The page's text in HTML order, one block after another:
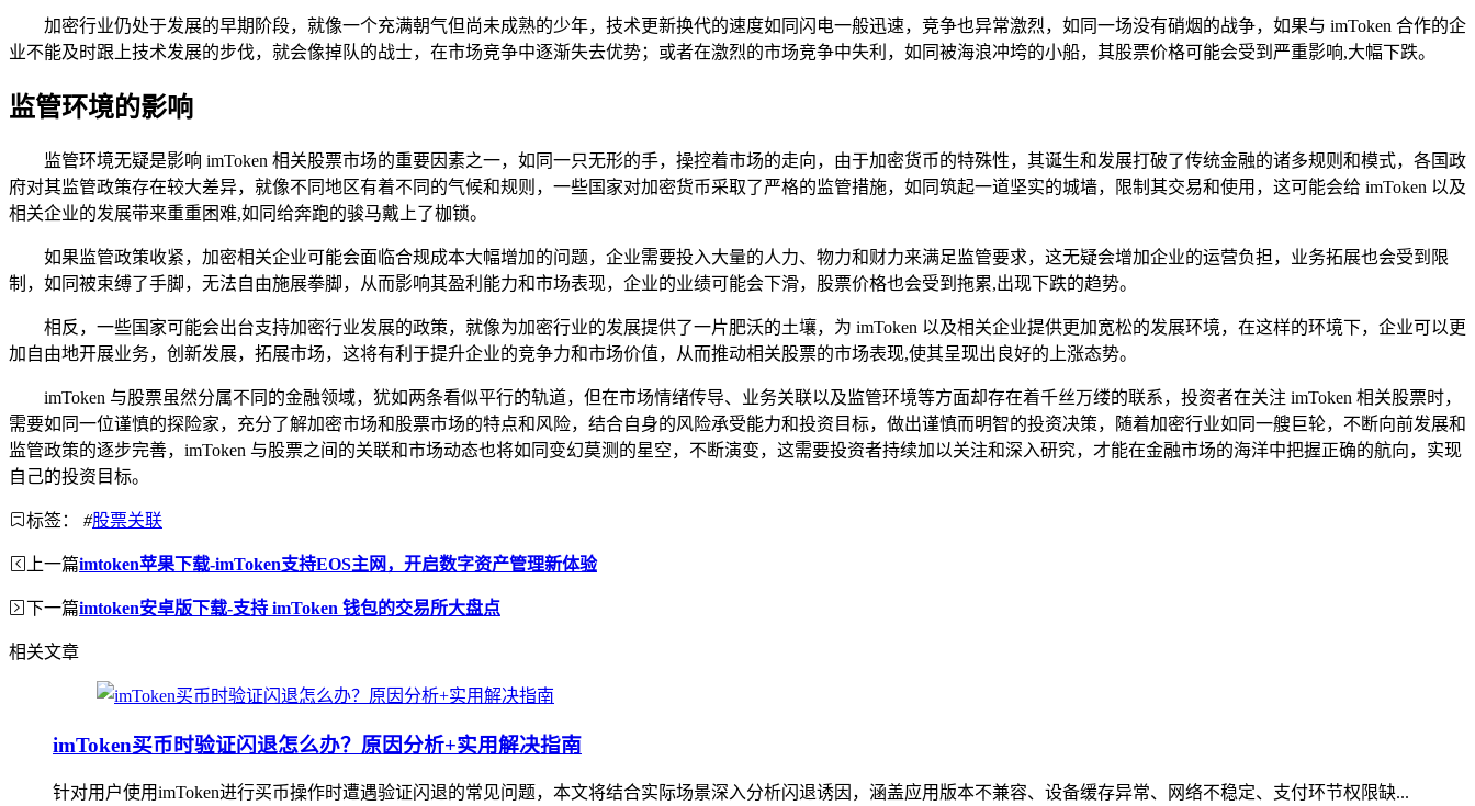
加密行业仍处于发展的早期阶段，就像一个充满朝气但尚未成熟的少年，技术更新换代的速度如同闪电一般迅速，竞争也异常激烈，如同一场没有硝烟的战争，如果与 imToken 合作的企
业不能及时跟上技术发展的步伐，就会像掉队的战士，在市场竞争中逐渐失去优势；或者在激烈的市场竞争中失利，如同被海浪冲垮的小船，其股票价格可能会受到严重影响,大幅下跌。
监管环境的影响
监管环境无疑是影响 imToken 相关股票市场的重要因素之一，如同一只无形的手，操控着市场的走向，由于加密货币的特殊性，其诞生和发展打破了传统金融的诸多规则和模式，各国政
府对其监管政策存在较大差异，就像不同地区有着不同的气候和规则，一些国家对加密货币采取了严格的监管措施，如同筑起一道坚实的城墙，限制其交易和使用，这可能会给 imToken 以及
相关企业的发展带来重重困难,如同给奔跑的骏马戴上了枷锁。
如果监管政策收紧，加密相关企业可能会面临合规成本大幅增加的问题，企业需要投入大量的人力、物力和财力来满足监管要求，这无疑会增加企业的运营负担，业务拓展也会受到限
制，如同被束缚了手脚，无法自由施展拳脚，从而影响其盈利能力和市场表现，企业的业绩可能会下滑，股票价格也会受到拖累,出现下跌的趋势。
相反，一些国家可能会出台支持加密行业发展的政策，就像为加密行业的发展提供了一片肥沃的土壤，为 imToken 以及相关企业提供更加宽松的发展环境，在这样的环境下，企业可以更
加自由地开展业务，创新发展，拓展市场，这将有利于提升企业的竞争力和市场价值，从而推动相关股票的市场表现,使其呈现出良好的上涨态势。
imToken 与股票虽然分属不同的金融领域，犹如两条看似平行的轨道，但在市场情绪传导、业务关联以及监管环境等方面却存在着千丝万缕的联系，投资者在关注 imToken 相关股票时，
需要如同一位谨慎的探险家，充分了解加密市场和股票市场的特点和风险，结合自身的风险承受能力和投资目标，做出谨慎而明智的投资决策，随着加密行业如同一艘巨轮，不断向前发展和
监管政策的逐步完善，imToken 与股票之间的关联和市场动态也将如同变幻莫测的星空，不断演变，这需要投资者持续加以关注和深入研究，才能在金融市场的海洋中把握正确的航向，实现
自己的投资目标。
标签： #股票关联
上一篇imtoken苹果下载-imToken支持EOS主网，开启数字资产管理新体验
下一篇imtoken安卓版下载-支持 imToken 钱包的交易所大盘点
相关文章
imToken买币时验证闪退怎么办？原因分析+实用解决指南
针对用户使用imToken进行买币操作时遭遇验证闪退的常见问题，本文将结合实际场景深入分析闪退诱因，涵盖应用版本不兼容、设备缓存异常、网络不稳定、支付环节权限缺...